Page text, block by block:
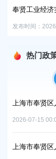
奉贤工业经济
发布时间：
热门政
上海市奉贤
2026-07-15
上海市奉贤